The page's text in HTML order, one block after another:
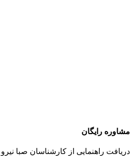
مشاوره رایگان
دریافت راهنمایی از کارشناسان صبا نیرو